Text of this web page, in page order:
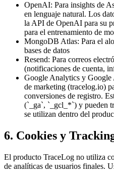
OpenAI: Para insights de
en lenguaje natural. Los
la API de OpenAI para su
para el entrenamiento de
MongoDB Atlas: Para el
bases de datos
Resend: Para correos
(notificaciones de cuenta,
Google Analytics y Google
de marketing (tracelog.io)
conversiones de registro.
(`_ga`, `_gcl_*`) y pueden
se utilizan dentro del
6. Cookies y
El producto TraceLog no utiliza
de analíticas de usuarios finales.